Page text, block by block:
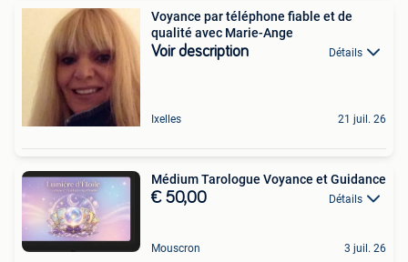
Voyance par téléphone fiable et de
qualité avec Marie-Ange
Voir description Détails
Ixelles 21 juil. 26
Médium Tarologue Voyance et Guidance
€ 50,00 Détails
Mouscron 3 juil. 26